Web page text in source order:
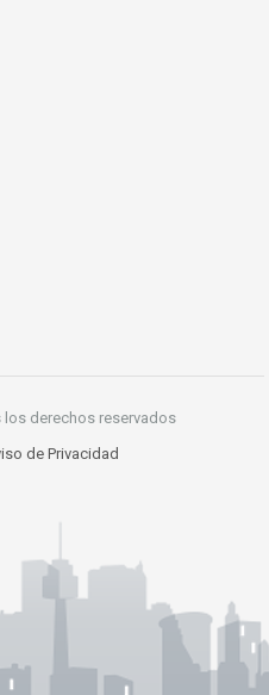
derechos reservados
de Privacidad